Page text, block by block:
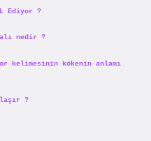
Ediyor ?
nedir ?
kelimesinin kökenin anlamı
?